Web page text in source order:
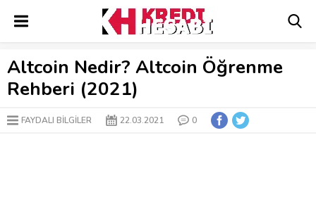
Altcoin Nedir? Altcoin Öğrenme
Rehberi (2021)
FAYDALI BİLGİLER 22.03.2021 0